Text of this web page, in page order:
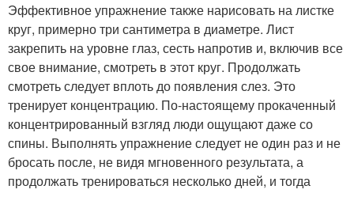
Эффективное упражнение также нарисовать на листке
круг, примерно три сантиметра в диаметре. Лист
закрепить на уровне глаз, сесть напротив и, включив все
свое внимание, смотреть в этот круг. Продолжать
смотреть следует вплоть до появления слез. Это
тренирует концентрацию. По-настоящему прокаченный
концентрированный взгляд люди ощущают даже со
спины. Выполнять упражнение следует не один раз и не
бросать после, не видя мгновенного результата, а
продолжать тренироваться несколько дней, и тогда